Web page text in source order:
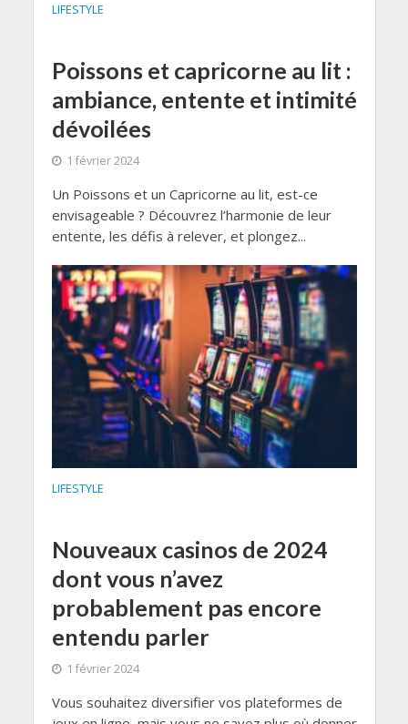
LIFESTYLE
Poissons et capricorne au lit :
ambiance, entente et intimité
dévoilées
1 février 2024
Un Poissons et un Capricorne au lit, est-ce
envisageable ? Découvrez l’harmonie de leur
entente, les défis à relever, et plongez...
LIFESTYLE
Nouveaux casinos de 2024
dont vous n’avez
probablement pas encore
entendu parler
1 février 2024
Vous souhaitez diversifier vos plateformes de